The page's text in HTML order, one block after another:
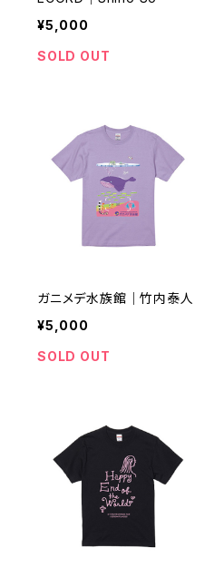
¥5,000
SOLD OUT
ガニメデ水族館｜竹内泰人
¥5,000
SOLD OUT